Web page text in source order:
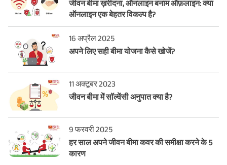
जीवन बीमा ख़रीदना, ऑनलाइन बनाम ऑफ़लाइन: क्या
ऑनलाइन एक बेहतर विकल्प है?
16 अप्रैल 2025
अपने लिए सही बीमा योजना कैसे खोजें?
11 अक्टूबर 2023
जीवन बीमा में सॉल्वेंसी अनुपात क्या है?
9 फरवरी 2025
हर साल अपने जीवन बीमा कवर की समीक्षा करने के 5
कारण